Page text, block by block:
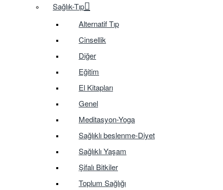
Sağlık-Tıp
Alternatif Tıp
Cinsellik
Diğer
Eğitim
El Kitapları
Genel
Meditasyon-Yoga
Sağlıklı beslenme-Diyet
Sağlıklı Yaşam
Şifalı Bitkiler
Toplum Sağlığı